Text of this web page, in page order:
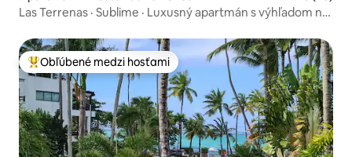
Las Terrenas · Sublime · Luxusný apartmán s výhľadom na
Najobľúbenejšie medzi hosťami
Obľúbené medzi hosťami